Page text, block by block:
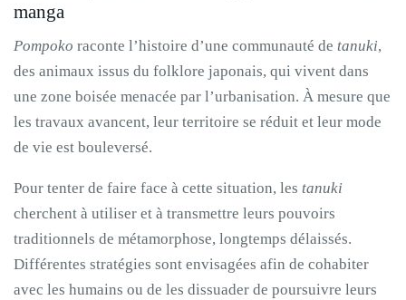
manga
Pompoko raconte l’histoire d’une communauté de tanuki,
des animaux issus du folklore japonais, qui vivent dans
une zone boisée menacée par l’urbanisation. À mesure que
les travaux avancent, leur territoire se réduit et leur mode
de vie est bouleversé.
Pour tenter de faire face à cette situation, les tanuki
cherchent à utiliser et à transmettre leurs pouvoirs
traditionnels de métamorphose, longtemps délaissés.
Différentes stratégies sont envisagées afin de cohabiter
avec les humains ou de les dissuader de poursuivre leurs